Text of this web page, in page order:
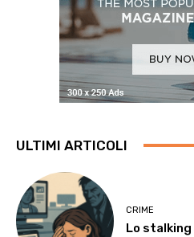
ULTIMI ARTICOLI
CRIME
Lo